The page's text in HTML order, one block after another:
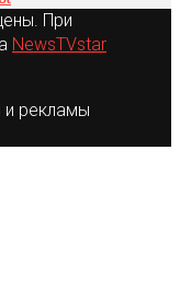
При
NewsTVstar
и рекламы